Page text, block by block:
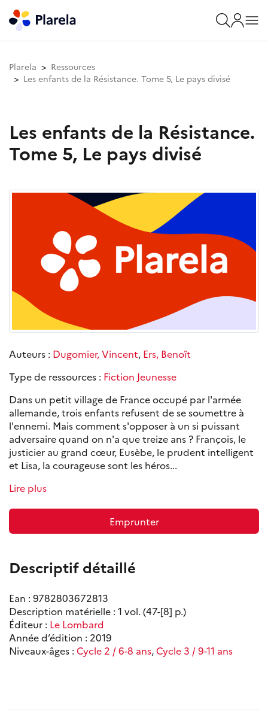
Plarela
Ressources
Les enfants de la Résistance. Tome 5, Le pays divisé
Les enfants de la Résistance.
Tome 5, Le pays divisé
Auteurs : Dugomier, Vincent, Ers, Benoît
Type de ressources : Fiction Jeunesse
Dans un petit village de France occupé par l'armée
allemande, trois enfants refusent de se soumettre à
l'ennemi. Mais comment s'opposer à un si puissant
adversaire quand on n'a que treize ans ? François, le
justicier au grand cœur, Eusèbe, le prudent intelligent
et Lisa, la courageuse sont les héros...
Lire plus
Emprunter
Descriptif détaillé
Ean : 9782803672813
Description matérielle : 1 vol. (47-[8] p.)
Éditeur : Le Lombard
Année d’édition : 2019
Niveaux-âges : Cycle 2 / 6-8 ans,Cycle 3 / 9-11 ans